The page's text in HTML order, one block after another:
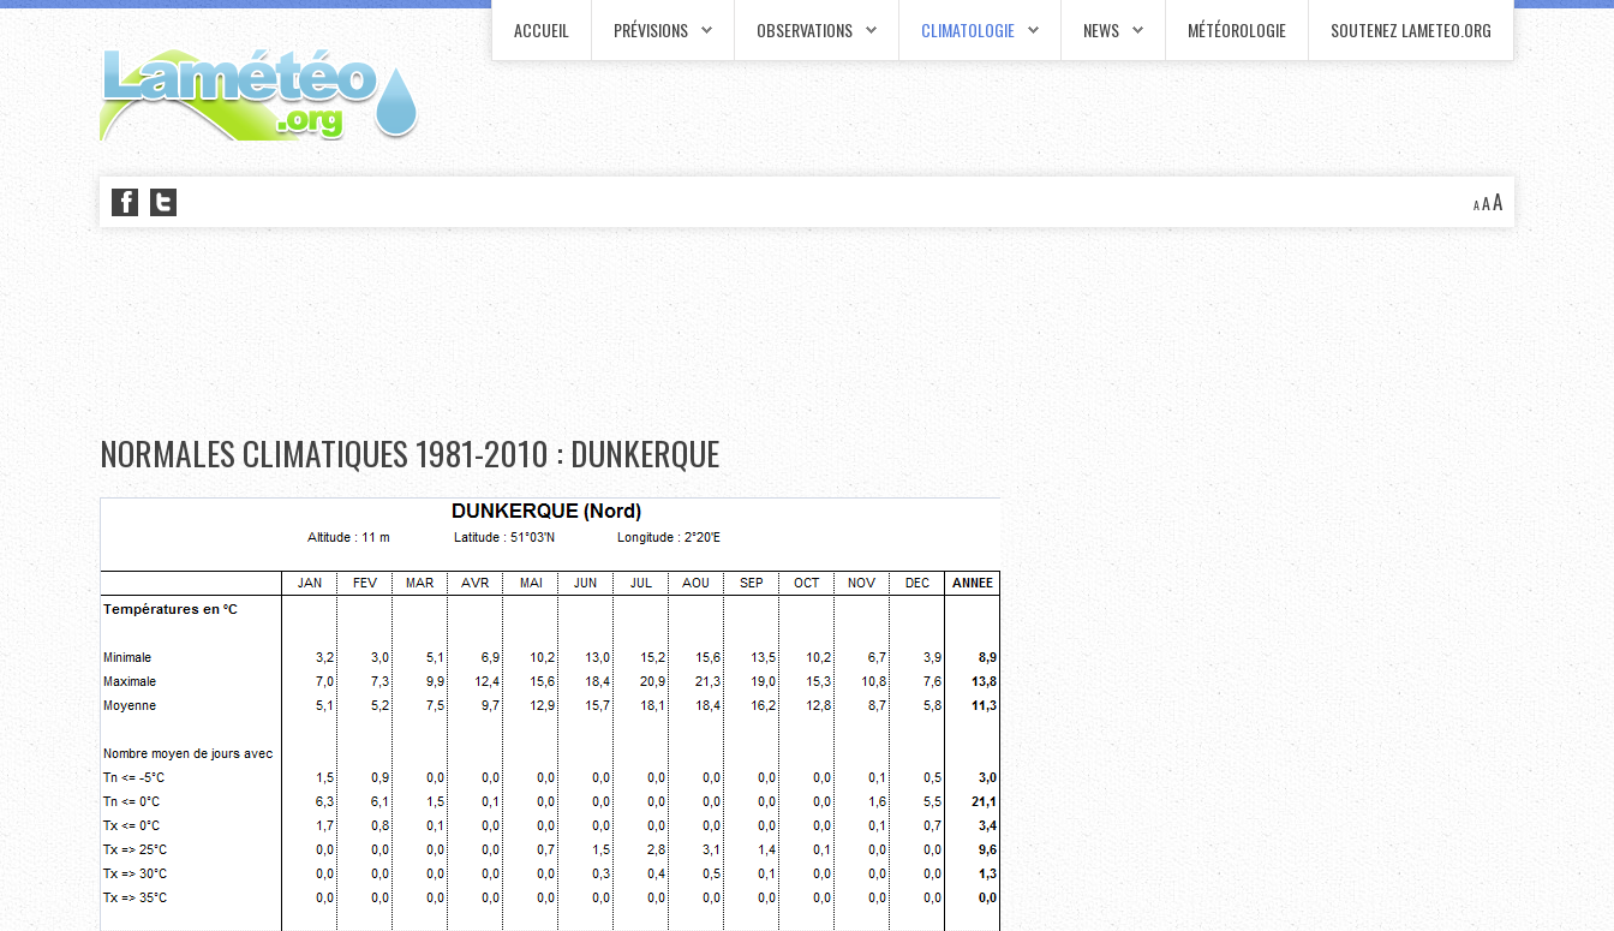
ACCUEIL PRÉVISIONS OBSERVATIONS CLIMATOLOGIE NEWS MÉTÉOROLOGIE SOUTENEZ LAMETEO.ORG
AAA
NORMALES CLIMATIQUES 1981-2010 : DUNKERQUE